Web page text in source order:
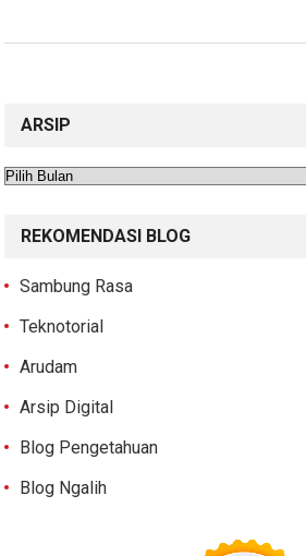
ARSIP
Arsip
REKOMENDASI BLOG
Sambung Rasa
Teknotorial
Arudam
Arsip Digital
Blog Pengetahuan
Blog Ngalih